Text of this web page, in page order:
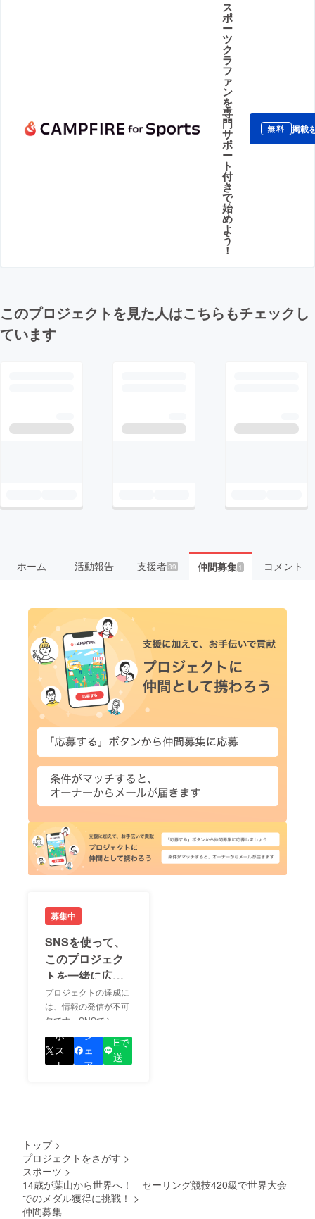
ス
ポ
ー
ツ
ク
ラ
フ
ァ
ン
を
専
門
サ
ポ
ー
ト
付
き
で
始
め
よ
う
！
無料 掲載
このプロジェクトを見た人はこちらもチェックし
ています
ホーム 活動報告 支援者39 仲間募集 1 コメント
募集中
SNSを使って、
このプロジェク
トを一緒に広め
ましょう！
プロジェクトの達成に
は、情報の発信が不可
欠です。SNSでシェア
をして、あなたが応援
しているプロジェクト
の良さを知ってもらい
ポ
ス
ト
シ
ェ
ア
Eで
送
トップ >
プロジェクトをさがす >
スポーツ >
14歳が葉山から世界へ！ セーリング競技420級で世界大会
でのメダル獲得に挑戦！ >
仲間募集